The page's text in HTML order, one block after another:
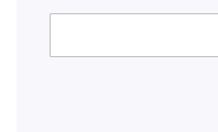
Newsletter: